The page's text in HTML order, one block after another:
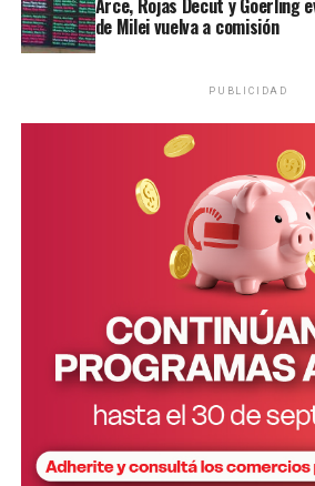
Arce, Rojas Decut y Goerling
de Milei vuelva a comisión
PUBLICIDAD